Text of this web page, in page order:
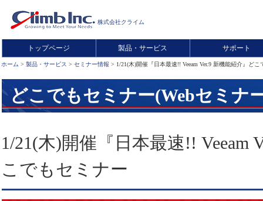
株式会社クライム
トップページ 製品・サービス サポート
ホーム >製品・サービス >セミナー情報 > 1/21(木)開催『日本最速!! Veeam Ver.9 新機能紹介』どこ
どこでもセミナー(Webセミナ
1/21(木)開催『日本最速!! Veeam
こでもセミナー